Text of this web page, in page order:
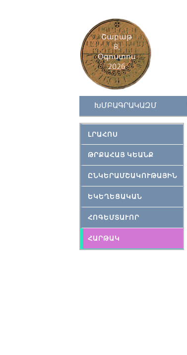
Շաբաթ
8,
Օգոստոս
2026
ԽՄԲԱԳՐԱԿԱԶՄ
ԼՐԱՀՈՍ
ԹՐՔԱՀԱՅ ԿԵԱՆՔ
ԸՆԿԵՐԱՄՇԱԿՈՒԹԱՅԻՆ
ԵԿԵՂԵՑԱԿԱՆ
ՀՈԳԵՄՏԱՒՈՐ
ՀԱՐԹԱԿ